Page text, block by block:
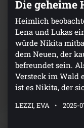
Die geheime
Heimlich
Lena und Lukas
würde Nikita
dem Neuen, der
befreundet sein.
Versteck im Wald
ist es Nikita, der
LEZZI, EVA 2025-